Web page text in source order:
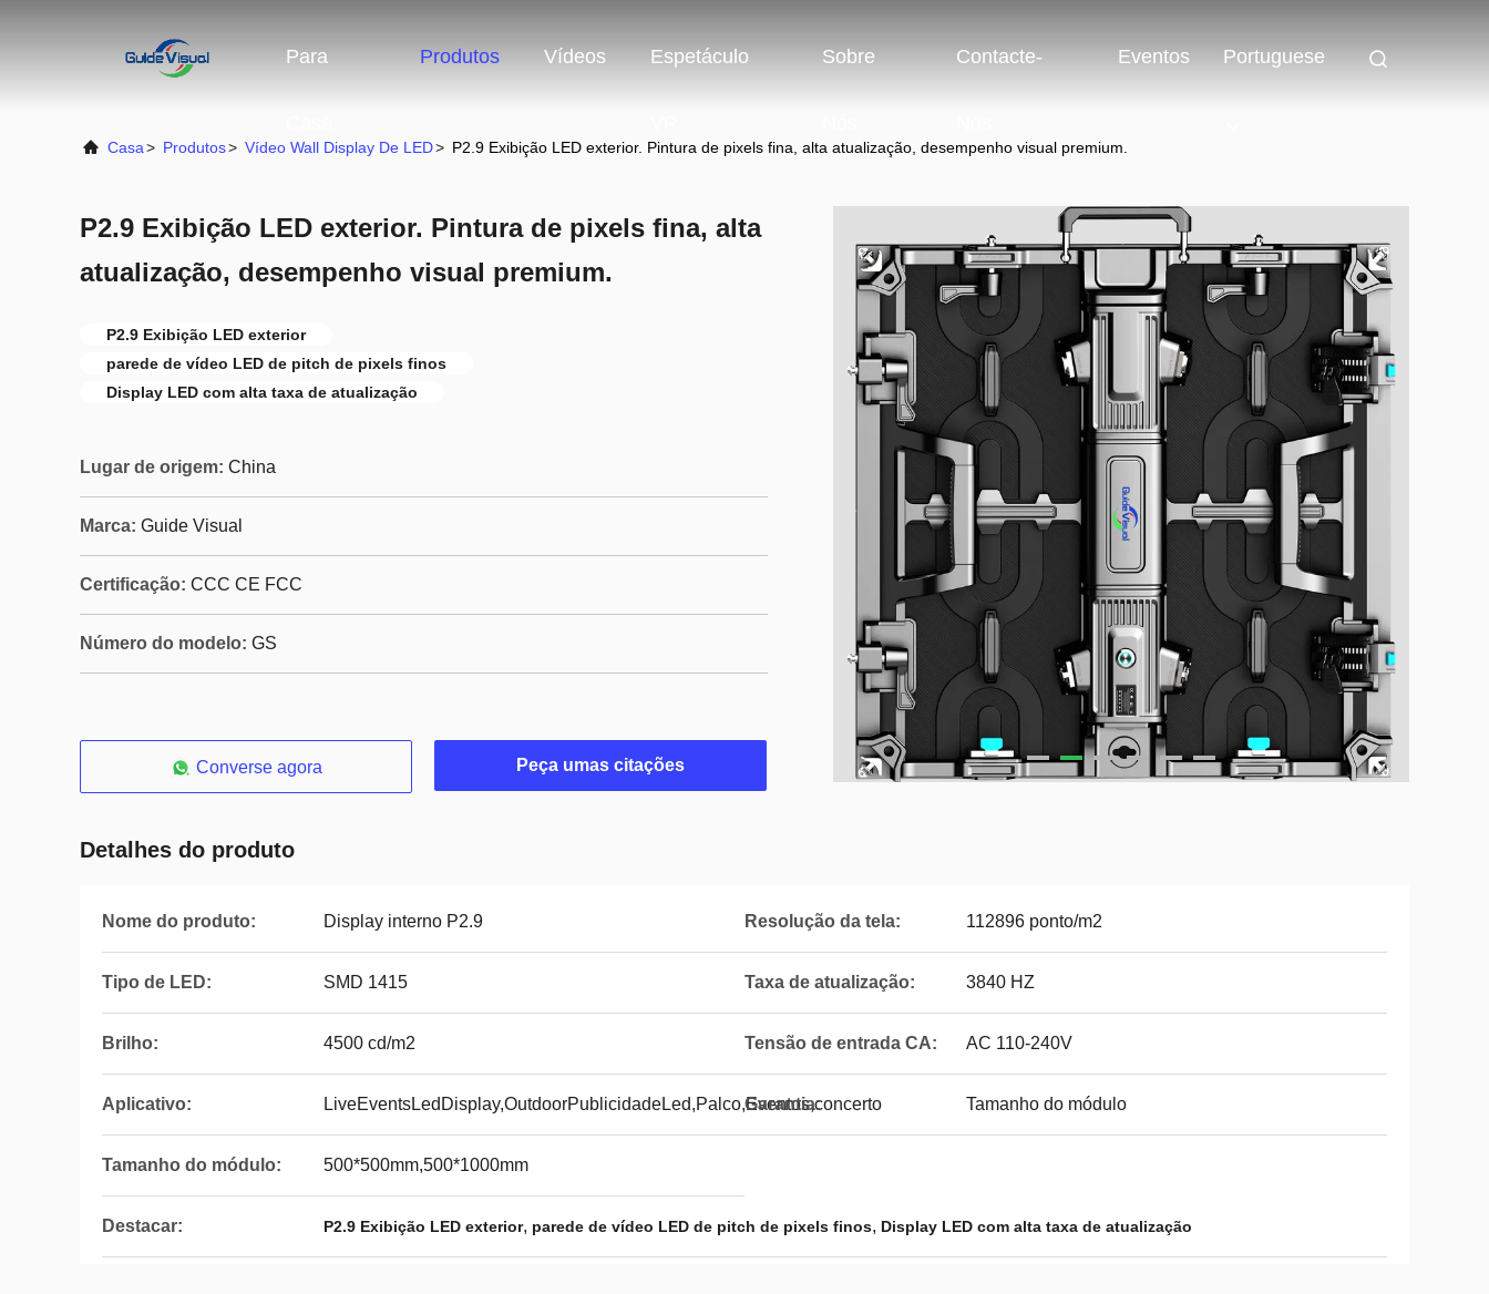
Para Produtos Vídeos Espetáculo Sobre Contacte- Eventos Portuguese
Casa> Produtos> Vídeo Wall Display De LED> P2.9 Exibição LED exterior. Pintura de pixels fina, alta atualização, desempenho visual premium.
P2.9 Exibição LED exterior. Pintura de pixels fina, alta
atualização, desempenho visual premium.
P2.9 Exibição LED exterior
parede de vídeo LED de pitch de pixels finos
Display LED com alta taxa de atualização
Lugar de origem: China
Marca: Guide Visual
Certificação: CCC CE FCC
Número do modelo: GS
Converse agora Peça umas citações
Detalhes do produto
Nome do produto: Display interno P2.9 Resolução da tela: 112896 ponto/m2
Tipo de LED: SMD 1415 Taxa de atualização: 3840 HZ
Brilho: 4500 cd/m2 Tensão de entrada CA: AC 110-240V
Aplicativo: LiveEventsLedDisplay,OutdoorPublicidadeLed,Palco,Eventos,concerto
Garantia: Tamanho do módulo
Tamanho do módulo: 500*500mm,500*1000mm
Destacar: P2.9 Exibição LED exterior, parede de vídeo LED de pitch de pixels finos, Display LED com alta taxa de atualização